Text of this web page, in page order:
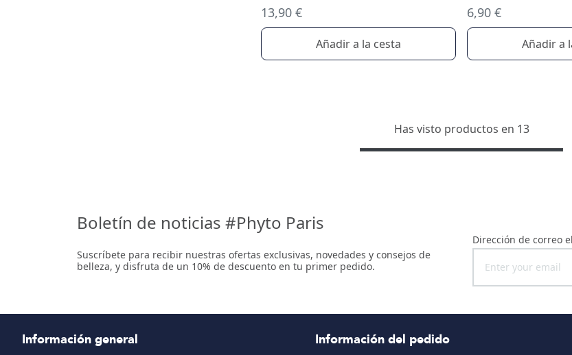
13,90 €
Añadir a la cesta
6,90 €
Añadir a
Has visto productos en 13
Boletín de noticias #Phyto Paris
Suscríbete para recibir nuestras ofertas exclusivas, novedades y consejos de
belleza, y disfruta de un 10% de descuento en tu primer pedido.
Dirección de correo
Información general Información del pedido